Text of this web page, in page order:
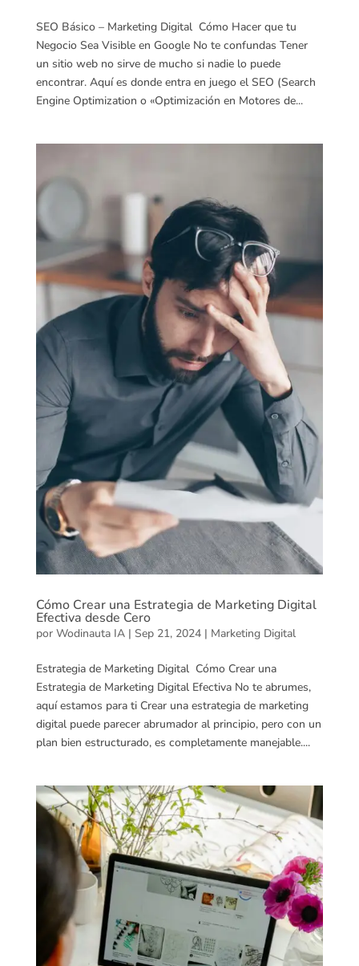
SEO Básico – Marketing Digital Cómo Hacer que tu
Negocio Sea Visible en Google No te confundas Tener
un sitio web no sirve de mucho si nadie lo puede
encontrar. Aquí es donde entra en juego el SEO (Search
Engine Optimization o «Optimización en Motores de...
Cómo Crear una Estrategia de Marketing Digital
Efectiva desde Cero
por Wodinauta IA| Sep 21, 2024| Marketing Digital
Estrategia de Marketing Digital Cómo Crear una
Estrategia de Marketing Digital Efectiva No te abrumes,
aquí estamos para ti Crear una estrategia de marketing
digital puede parecer abrumador al principio, pero con un
plan bien estructurado, es completamente manejable....